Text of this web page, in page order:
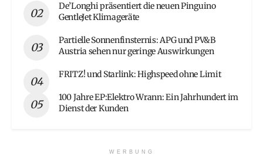
De’Longhi präsentiert die neuen Pinguino
GentleJet Klimageräte
Partielle Sonnenfinsternis: APG und PV&B
Austria sehen nur geringe Auswirkungen
FRITZ! und Starlink: Highspeed ohne Limit
100 Jahre EP:Elektro Wrann: Ein Jahrhundert im
Dienst der Kunden
WERBUNG